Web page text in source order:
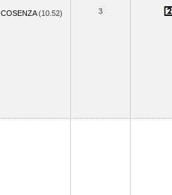
COSENZA(10.52) 3